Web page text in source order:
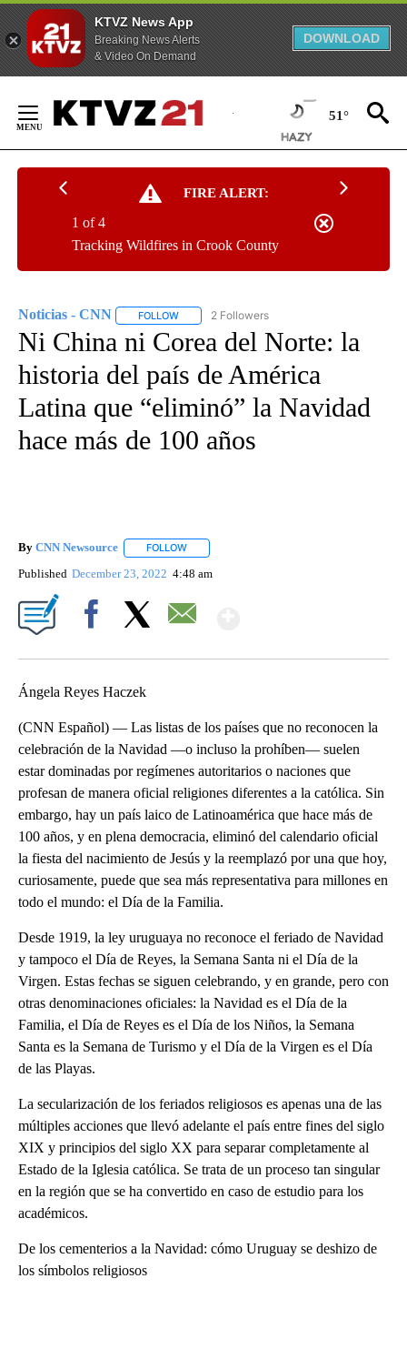
KTVZ News App
Breaking News Alerts
& Video On Demand
DOWNLOAD
Content
51°
FIRE ALERT:
Tracking Wildfires in Crook County
1 of 4
Noticias - CNN FOLLOW FOLLOW "NOTICIAS - CNN" TO RECEIVE
2 Followers
Ni China ni Corea del Norte: la
historia del país de América
Latina que “eliminó” la Navidad
hace más de 100 años
By CNN Newsource FOLLOW
Published December 23, 2022 4:48 am
Ángela Reyes Haczek
(CNN Español) — Las listas de los países que no reconocen la
celebración de la Navidad —o incluso la prohíben— suelen
estar dominadas por regímenes autoritarios o naciones que
profesan de manera oficial religiones diferentes a la católica. Sin
embargo, hay un país laico de Latinoamérica que hace más de
100 años, y en plena democracia, eliminó del calendario oficial
la fiesta del nacimiento de Jesús y la reemplazó por una que hoy,
curiosamente, puede que sea más representativa para millones en
todo el mundo: el Día de la Familia.
Desde 1919, la ley uruguaya no reconoce el feriado de Navidad
y tampoco el Día de Reyes, la Semana Santa ni el Día de la
Virgen. Estas fechas se siguen celebrando, y en grande, pero con
otras denominaciones oficiales: la Navidad es el Día de la
Familia, el Día de Reyes es el Día de los Niños, la Semana
Santa es la Semana de Turismo y el Día de la Virgen es el Día
de las Playas.
La secularización de los feriados religiosos es apenas una de las
múltiples acciones que llevó adelante el país entre fines del siglo
XIX y principios del siglo XX para separar completamente al
Estado de la Iglesia católica. Se trata de un proceso tan singular
en la región que se ha convertido en caso de estudio para los
académicos.
De los cementerios a la Navidad: cómo Uruguay se deshizo de
los símbolos religiosos